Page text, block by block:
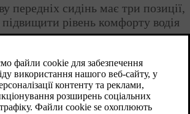
передніх сидінь має три позиції,
рівень комфорту водія
погоду.